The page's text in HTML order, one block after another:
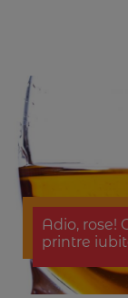
Adio, rose!
printre